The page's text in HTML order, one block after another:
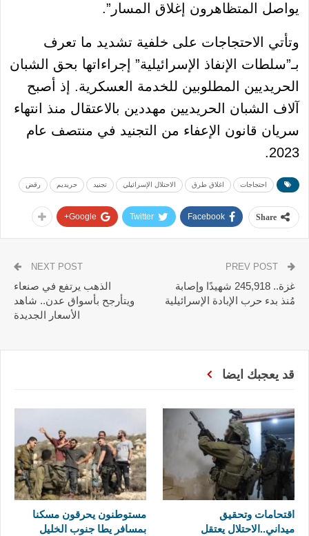
يواصل المتظاهرون إغلاق المسار”.
وتأتي الاحتجاجات على خلفية تشديد ما تعرف
بـ”سلطات الإنفاذ الإسرائيلية” إجراءاتها بحق الشبان
الحريديين المطلوبين للخدمة العسكرية. إذ أصبح
آلاف الشبان الحريديين مهددين بالاعتقال منذ انتهاء
سريان قانون الإعفاء من التجنيد في منتصف عام
2023.
احتجاجات اغلاق طرق الاحتلال الإسرائيلي تجنيد حريديم رقض
Share
Facebook
Twitter
Google+
غزة.. 245,918 شهيدًا وإصابة
مُنذ بدء حرب الإبادة الإسرائيلية
NEXT POST
الذهب يرتفع في صنعاء
ويتأرجح بأسواق عدن.. شاهد
الأسعار الجديدة
قد يعجبك ايضا
اقتحامات وتحقيق
ميداني..الاحتلال يعتقل
مستوطنون يحرقون مسكنا
بمسافر يطا جنوب الخليل